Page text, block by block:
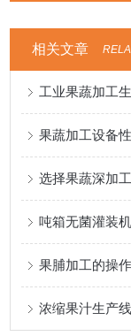
相关文章
果蔬加工设备
选择果蔬深加
吨箱无菌灌装
果脯加工的操
浓缩果汁生产